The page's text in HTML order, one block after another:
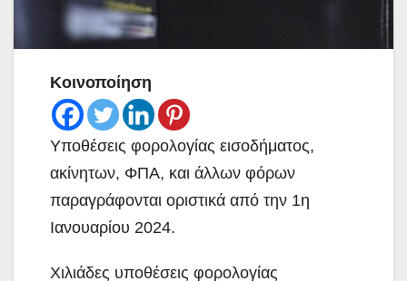
Κοινοποίηση
Υποθέσεις φορολογίας εισοδήματος,
ακίνητων, ΦΠΑ, και άλλων φόρων
παραγράφονται οριστικά από την 1η
Ιανουαρίου 2024.
Χιλιάδες υποθέσεις φορολογίας